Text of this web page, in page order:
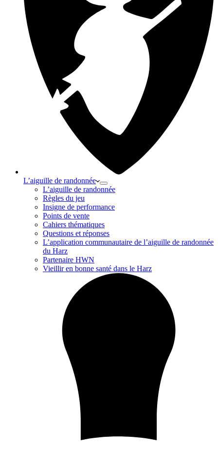
L’aiguille de randonnée
L’aiguille de randonnée
Règles du jeu
Insigne de performance
Points de vente
Cahiers thématiques
Questions et réponses
L’application communautaire de l’aiguille de randonnée
du Harz
Partenaire HWN
Vieillir en bonne santé dans le Harz